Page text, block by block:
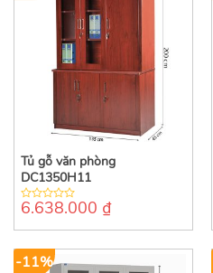
Tủ gỗ văn phòng
DC1350H11
0
of
6.638.000 ₫
-11%